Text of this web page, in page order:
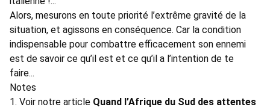
Alors, mesurons en toute priorité l’extrême gravité de la
situation, et agissons en conséquence. Car la condition
indispensable pour combattre efficacement son ennemi
est de savoir ce qu’il est et ce qu’il a l’intention de te
faire...
Notes
1. Voir notre article Quand l’Afrique du Sud des attentes